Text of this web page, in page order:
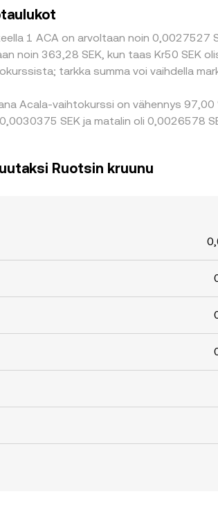
1 ACA on arvoltaan noin
noin 363,28 SEK, kun taas Kr50 SEK
tarkka summa voi vaihdella
Acala-vaihtokurssi on vähennys
SEK ja matalin oli 0,0026578
Ruotsin kruunu